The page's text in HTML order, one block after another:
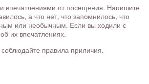
впечатлениями от посещения. Напишите
а что нет, что запомнилось, что
или необычным. Если вы ходили с
их впечатлениях.
соблюдайте правила приличия.